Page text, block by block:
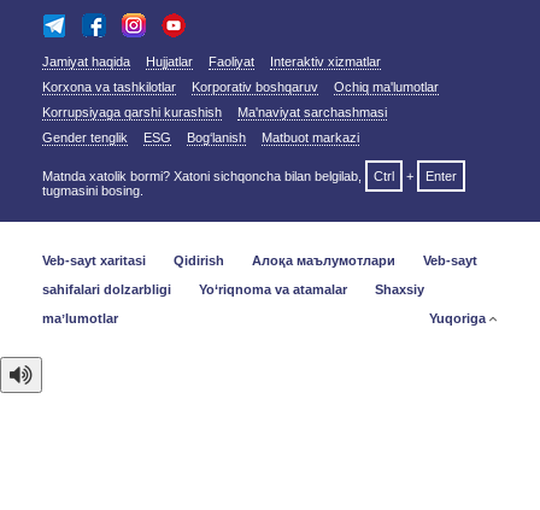
Jamiyat haqida Hujjatlar Faoliyat
Interaktiv xizmatlar
Korxona va tashkilotlar
Korporativ boshqaruv
Ochiq ma'lumotlar
Korrupsiyaga qarshi kurashish
Ma'naviyat sarchashmasi
Gender tenglik
ESG Bog‘lanish Matbuot markazi
Matnda xatolik bormi? Xatoni sichqoncha bilan belgilab, Ctrl +
Enter
tugmasini bosing.
Veb-sayt xaritasi Qidirish Алоқа маълумотлари
Veb-sayt
sahifalari dolzarbligi
Yo‘riqnoma va atamalar
Shaxsiy
maʼlumotlar
Yuqoriga